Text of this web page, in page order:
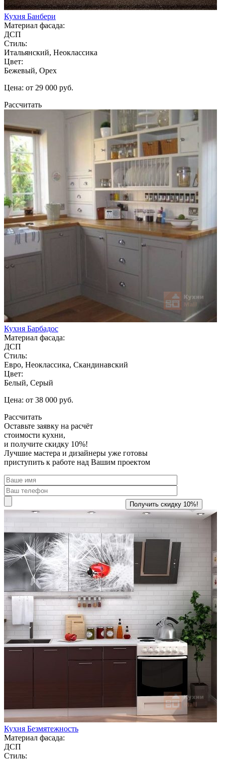
Кухня Банбери
Материал фасада:
ДСП
Стиль:
Итальянский, Неоклассика
Цвет:
Бежевый, Орех
Цена: от 29 000 руб.
Рассчитать
Кухня Барбадос
Материал фасада:
ДСП
Стиль:
Евро, Неоклассика, Скандинавский
Цвет:
Белый, Серый
Цена: от 38 000 руб.
Рассчитать
Оставьте заявку на расчёт
стоимости кухни,
и получите скидку 10%!
Лучшие мастера и дизайнеры уже готовы
приступить к работе над Вашим проектом
Кухня Безмятежность
Материал фасада:
ДСП
Стиль: